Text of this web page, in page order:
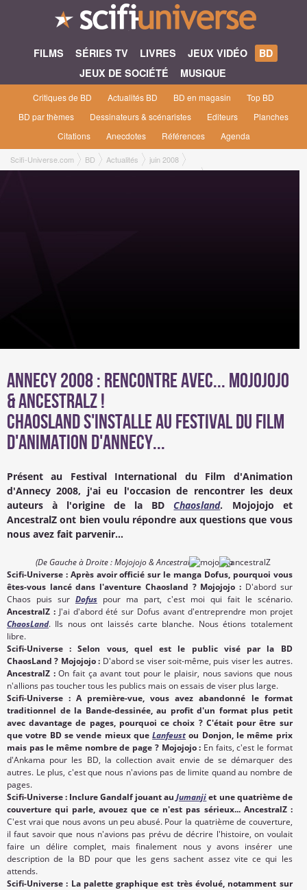
FILMS SÉRIES TV LIVRES JEUX VIDÉO
BD
JEUX DE SOCIÉTÉ
MUSIQUE
Critiques de BD Actualités BD BD en magasin
Top BD
BD par thèmes
Dessinateurs & scénaristes Editeurs
Planches
Citations
Anecdotes Références Agenda
Scifi-Universe.com BD Actualités
juin 2008
Annecy 2008 : Rencontre avec... Mojojojo & AncestralZ !
Annecy 2008 : Rencontre avec... Mojojojo
& AncestralZ !
Chaosland s'installe au Festival du film
d'animation d'Annecy...
Présent au Festival International du Film d'Animation
d'Annecy 2008, j'ai eu l'occasion de rencontrer les deux
auteurs à l'origine de la BD Chaosland. Mojojojo et
AncestralZ ont bien voulu répondre aux questions que vous
nous avez fait parvenir...
(De Gauche à Droite : Mojojojo & AncestralZ)
Scifi-Universe : Après avoir officié sur le manga Dofus, pourquoi vous
êtes-vous lancé dans l'aventure Chaosland ? Mojojojo : D'abord sur
Chaos puis sur Dofuspour ma part, c'est moi qui fait le scénario.
AncestralZ :J'ai d'abord été sur Dofus avant d'entreprendre mon projet
ChaosLand. Ils nous ont laissés carte blanche. Nous étions totalement
libre.
Scifi-Universe : Selon vous, quel est le public visé par la BD
ChaosLand ? Mojojojo : D'abord se viser soit-même, puis viser les autres.
AncestralZ :On fait ça avant tout pour le plaisir, nous savions que nous
n'allions pas toucher tous les publics mais on essais de viser plus large.
Scifi-Universe : A première-vue, vous avez abandonné le format
traditionnel de la Bande-dessinée, au profit d'un format plus petit
avec davantage de pages, pourquoi ce choix ? C'était pour être sur
que votre BD se vende mieux queLanfeust ou Donjon, le même prix
mais pas le même nombre de page ? Mojojojo : En faits, c'est le format
d'Ankama pour les BD, la collection avait envie de se démarquer des
autres. Le plus, c'est que nous n'avions pas de limite quand au nombre de
pages.
Scifi-Universe : Inclure Gandalf jouant auJumanjiet une quatrième de
couverture qui parle, avouez que ce n'est pas sérieux... AncestralZ :
C'est vrai que nous avons un peu abusé. Pour la quatrième de couverture,
il faut savoir que nous n'avions pas prévu de décrire l'histoire, on voulait
faire un délire complet, mais finalement nous y avons insérer une
description de la BD pour que les gens sachent assez vite ce qui les
attends.
Scifi-Universe : La palette graphique est très évolué, notamment sur